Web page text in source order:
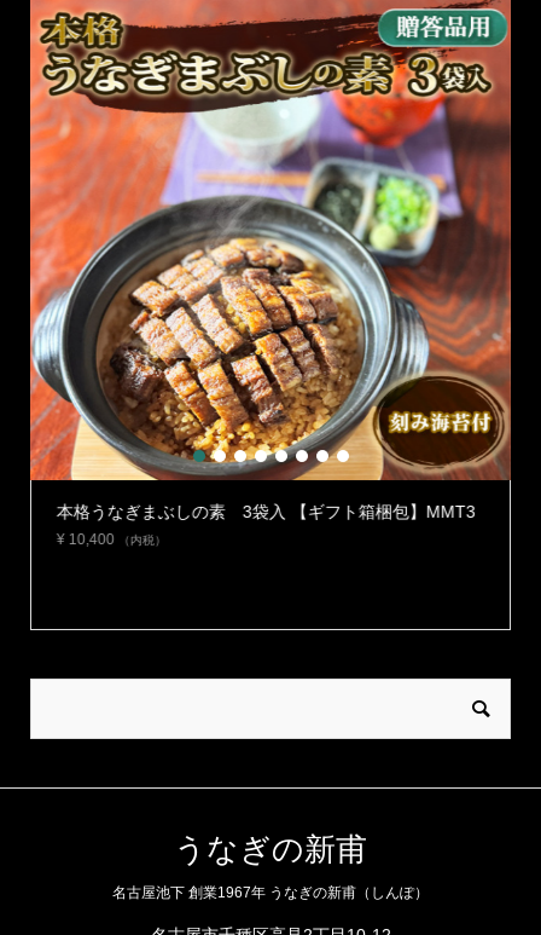
本格うなぎまぶしの素 3袋入 【ギフト箱梱包】MMT3
¥10,400 （内税）
1 2 3 4 5 6 7 8
うなぎの新甫
名古屋池下 創業1967年 うなぎの新甫（しんぽ）